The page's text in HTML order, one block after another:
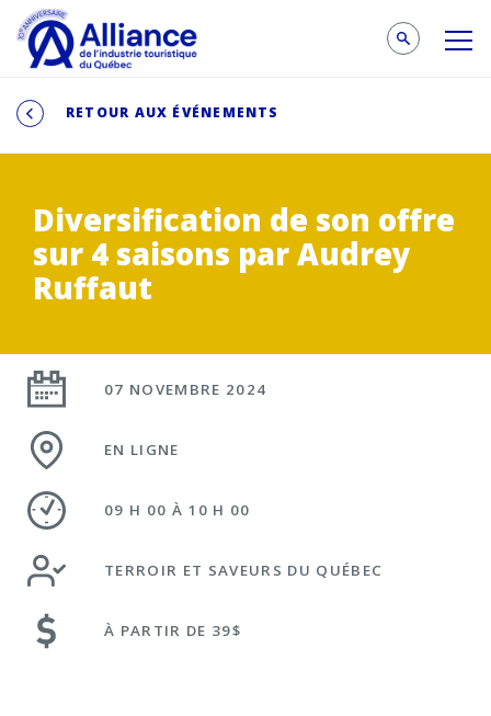
RETOUR AUX ÉVÉNEMENTS
Diversification de son offre
sur 4 saisons par Audrey
Ruffaut
07 NOVEMBRE 2024
EN LIGNE
09 H 00 À 10 H 00
TERROIR ET SAVEURS DU QUÉBEC
À PARTIR DE 39$